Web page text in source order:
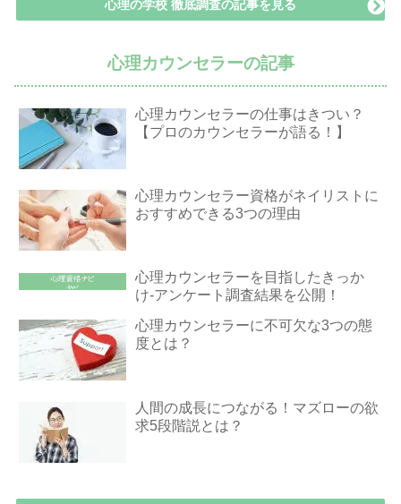
心理の学校 徹底調査の記事を見る
心理カウンセラーの記事
心理カウンセラーの仕事はきつい？
【プロのカウンセラーが語る！】
心理カウンセラー資格がネイリストに
おすすめできる3つの理由
心理カウンセラーを目指したきっか
け-アンケート調査結果を公開！
心理カウンセラーに不可欠な3つの態
度とは？
人間の成長につながる！マズローの欲
求5段階説とは？